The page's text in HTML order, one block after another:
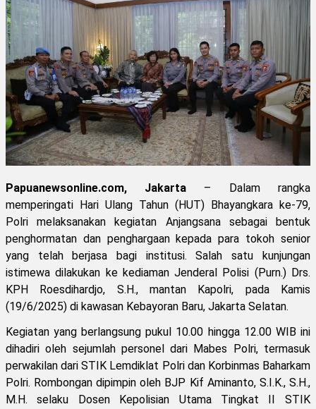
Papuanewsonline.com, Jakarta – Dalam rangka
memperingati Hari Ulang Tahun (HUT) Bhayangkara ke-79,
Polri melaksanakan kegiatan Anjangsana sebagai bentuk
penghormatan dan penghargaan kepada para tokoh senior
yang telah berjasa bagi institusi. Salah satu kunjungan
istimewa dilakukan ke kediaman Jenderal Polisi (Purn.) Drs.
KPH Roesdihardjo, S.H., mantan Kapolri, pada Kamis
(19/6/2025) di kawasan Kebayoran Baru, Jakarta Selatan.
Kegiatan yang berlangsung pukul 10.00 hingga 12.00 WIB ini
dihadiri oleh sejumlah personel dari Mabes Polri, termasuk
perwakilan dari STIK Lemdiklat Polri dan Korbinmas Baharkam
Polri. Rombongan dipimpin oleh BJP Kif Aminanto, S.I.K., S.H.,
M.H. selaku Dosen Kepolisian Utama Tingkat II STIK